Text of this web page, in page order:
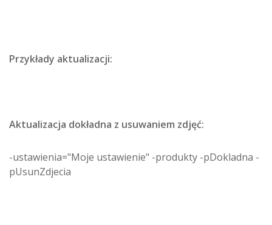
Przykłady aktualizacji:
Aktualizacja dokładna z usuwaniem zdjęć:
-ustawienia="Moje ustawienie" -produkty -pDokladna -
pUsunZdjecia